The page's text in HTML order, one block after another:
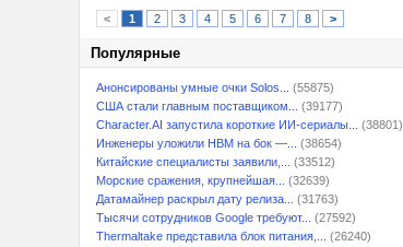
< 1 2 3 4 5 6 7 8 >
Популярные
Анонсированы умные очки Solos...
(55875)
США стали главным поставщиком...
(39177)
Character.AI запустила короткие ИИ-сериалы...
(38801)
Инженеры уложили HBM на бок —...
(38654)
Китайские специалисты заявили,...
(33512)
Морские сражения, крупнейшая...
(32639)
Датамайнер раскрыл дату релиза...
(31763)
Тысячи сотрудников Google требуют...
(27592)
Thermaltake представила блок питания,...
(26240)